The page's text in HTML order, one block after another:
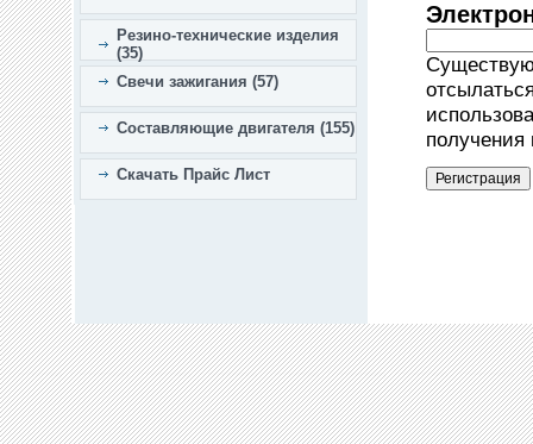
Резино-технические изделия
(35)
Свечи зажигания (57)
Составляющие двигателя (155)
Скачать Прайс Лист
получения